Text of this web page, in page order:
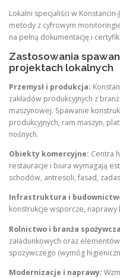
Lokalni specjaliści w
metody z cyfrowym
na pełną dokumentację i
Zastosowania
projektach lokalnych
Przemysł i produkcja:
zakładów produkcyjnych z
maszynowej. Spawanie
produkcyjnych, ram maszyn,
nośnych.
Obiekty komercyjne: Centra
restauracje i biura wymagają
schodów, antresoli, fasad,
Infrastruktura i
konstrukcje wsporcze,
Rolnictwo i branża
załadunkowych oraz
spożywczego (wymóg
Modernizacje i naprawy: